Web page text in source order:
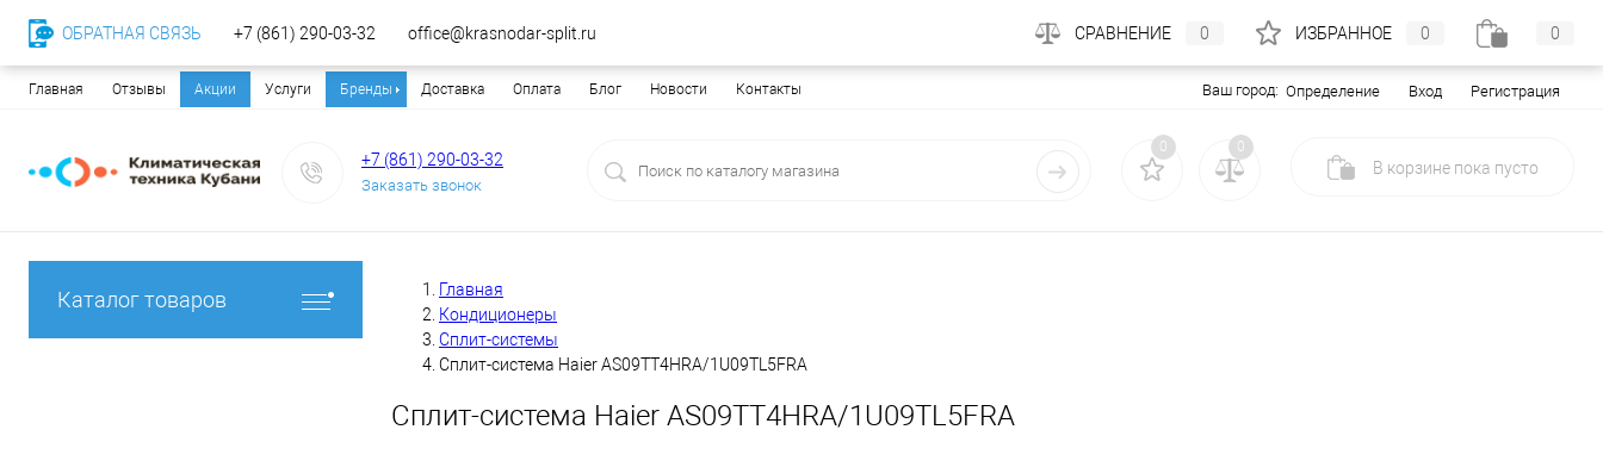
Главная Отзывы Акции Услуги Бренды Доставка Оплата Блог Новости Контакты Ваш город: Определение Вход Регистрация
+7 (861) 290-03-32
Заказать звонок
0 0
В корзине пока пусто
Каталог товаров
Главная
Кондиционеры
Сплит-системы
Сплит-система Haier AS09TT4HRA/1U09TL5FRA
Сплит-система Haier AS09TT4HRA/1U09TL5FRA
ОБРАТНАЯ СВЯЗЬ +7 (861) 290-03-32 office@krasnodar-split.ru СРАВНЕНИЕ 0 ИЗБРАННОЕ 0 0